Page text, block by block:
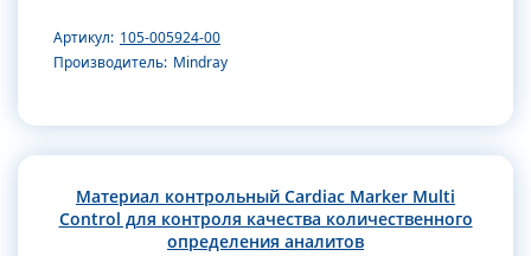
Артикул: 105-005924-00
Производитель: Mindray
Материал контрольный Cardiac Marker Multi
Control для контроля качества количественного
определения аналитов